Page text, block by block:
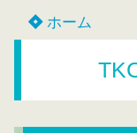
ホーム